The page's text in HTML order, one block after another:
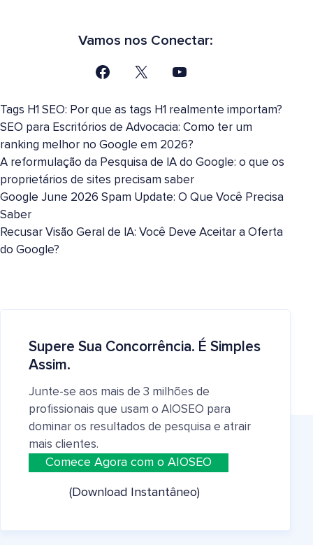
Vamos nos Conectar:
Tags H1 SEO: Por que as tags H1 realmente importam?
SEO para Escritórios de Advocacia: Como ter um
ranking melhor no Google em 2026?
A reformulação da Pesquisa de IA do Google: o que os
proprietários de sites precisam saber
Google June 2026 Spam Update: O Que Você Precisa
Saber
Recusar Visão Geral de IA: Você Deve Aceitar a Oferta
do Google?
Supere Sua Concorrência. É Simples
Assim.
Junte-se aos mais de 3 milhões de
profissionais que usam o AIOSEO para
dominar os resultados de pesquisa e atrair
mais clientes.
Comece Agora com o AIOSEO
(Download Instantâneo)